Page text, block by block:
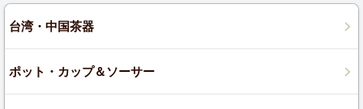
台湾・中国茶器
ポット・カップ＆ソーサー